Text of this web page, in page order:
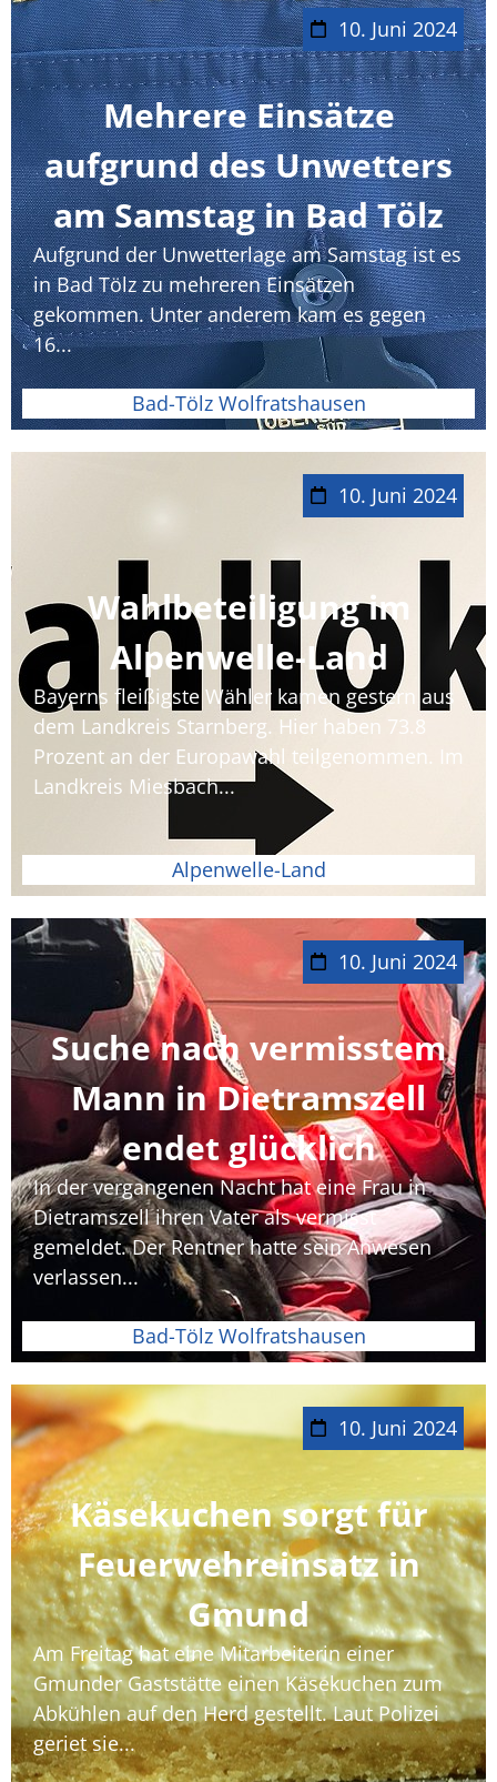
10. Juni 2024
Mehrere Einsätze
aufgrund des Unwetters
am Samstag in Bad Tölz
Aufgrund der Unwetterlage am Samstag ist es
in Bad Tölz zu mehreren Einsätzen
gekommen. Unter anderem kam es gegen
16...
Bad-Tölz Wolfratshausen
10. Juni 2024
Wahlbeteiligung im
Alpenwelle-Land
Bayerns fleißigste Wähler kamen gestern aus
dem Landkreis Starnberg. Hier haben 73.8
Prozent an der Europawahl teilgenommen. Im
Landkreis Miesbach...
Alpenwelle-Land
10. Juni 2024
Suche nach vermisstem
Mann in Dietramszell
endet glücklich
In der vergangenen Nacht hat eine Frau in
Dietramszell ihren Vater als vermisst
gemeldet. Der Rentner hatte sein Anwesen
verlassen...
Bad-Tölz Wolfratshausen
10. Juni 2024
Käsekuchen sorgt für
Feuerwehreinsatz in
Gmund
Am Freitag hat eine Mitarbeiterin einer
Gmunder Gaststätte einen Käsekuchen zum
Abkühlen auf den Herd gestellt. Laut Polizei
geriet sie...